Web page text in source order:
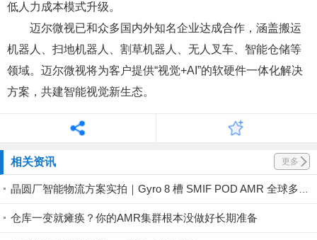
低人力成本模式升级。
迈尔微视已和众多国内外知名企业达成合作，涵盖搬运
机器人、扫地机器人、割草机器人、无人叉车、智能仓储等
领域。迈尔微视将为客户提供“视觉+AI”的软硬件一体化解决
方案，共建智能视觉新生态。
相关资讯 更多
晶圆厂智能物流方案实拍｜Gyro 8 槽 SMIF POD AMR 全球多地稳定落地
仓库一变就瘫痪？你的AMR集群根本没做好长期准备